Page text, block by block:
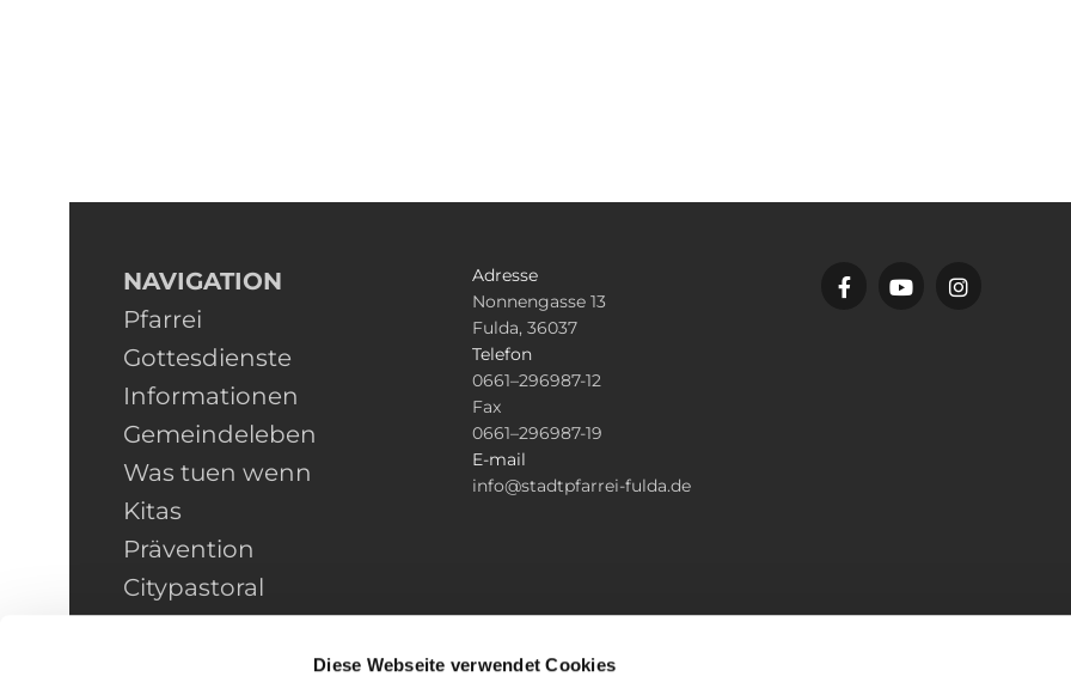
Diese Webseite verwendet Cookies
NAVIGATION
Pfarrei
Gottesdienste
Informationen
Gemeindeleben
Was tuen wenn
Kitas
Prävention
Citypastoral
Kontakt
HINWEISGEBERSCHUTZ
Adresse
Nonnengasse 13
Fulda, 36037
Telefon
0661–296987-12
Fax
0661–296987-19
E-mail
info@stadtpfarrei-fulda.de